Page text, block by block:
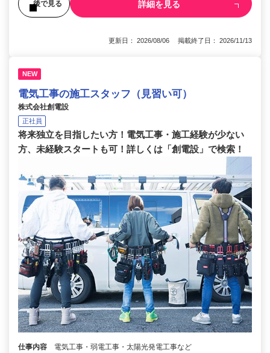
後で見る 詳細を見る
更新日： 2026/08/06 掲載終了日： 2026/11/13
NEW
電気工事の施工スタッフ（見習い可）
株式会社創電設
正社員
将来独立を目指したい方！電気工事・施工経験が少ない
方、未経験スタートも可！詳しくは「創電設」で検索！
仕事内容
電気工事・弱電工事・太陽光発電工事など